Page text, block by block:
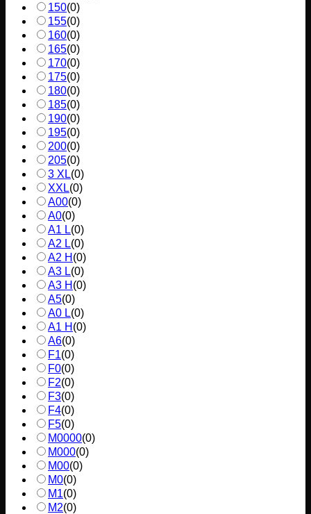
150(0)
155(0)
160(0)
165(0)
170(0)
175(0)
180(0)
185(0)
190(0)
195(0)
200(0)
205(0)
3 XL(0)
XXL(0)
A00(0)
A0(0)
A1 L(0)
A2 L(0)
A2 H (0)
A3 L(0)
A3 H (0)
A5(0)
A0 L(0)
A1 H (0)
A6(0)
F1(0)
F0(0)
F2(0)
F3(0)
F4(0)
F5(0)
M0000(0)
M000(0)
M00(0)
M0(0)
M1(0)
M2(0)